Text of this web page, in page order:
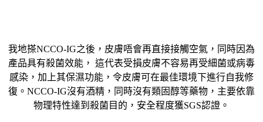
我地搽NCCO-IG之後，皮膚唔會再直接接觸空氣，同時因為
產品具有殺菌效能， 這代表受損皮膚不容易再受細菌或病毒
感染，加上其保濕功能，令皮膚可在最佳環境下進行自我修
復。NCCO-IG沒有酒精，同時沒有類固醇等藥物，主要依靠
物理特性達到殺菌目的，安全程度獲SGS認證。